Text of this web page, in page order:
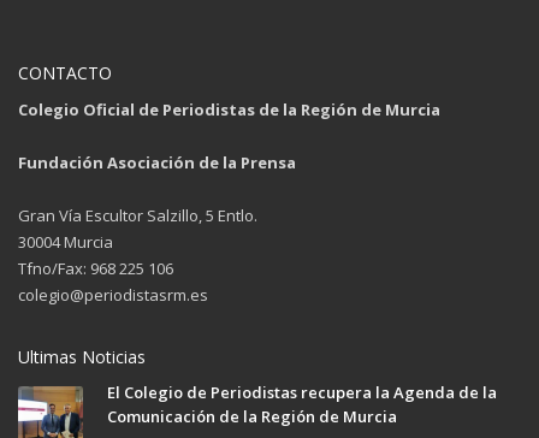
CONTACTO
Colegio Oficial de Periodistas de la Región de Murcia
Fundación Asociación de la Prensa
Gran Vía Escultor Salzillo, 5 Entlo.
30004 Murcia
Tfno/Fax: 968 225 106
colegio@periodistasrm.es
Ultimas Noticias
El Colegio de Periodistas recupera la Agenda de la
Comunicación de la Región de Murcia